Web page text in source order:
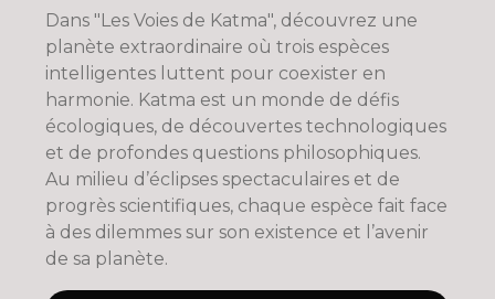
Dans "Les Voies de Katma", découvrez une
planète extraordinaire où trois espèces
intelligentes luttent pour coexister en
harmonie. Katma est un monde de défis
écologiques, de découvertes technologiques
et de profondes questions philosophiques.
Au milieu d’éclipses spectaculaires et de
progrès scientifiques, chaque espèce fait face
à des dilemmes sur son existence et l’avenir
de sa planète.